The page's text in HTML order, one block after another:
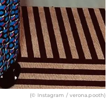
(© Instagram / verona.pooth)